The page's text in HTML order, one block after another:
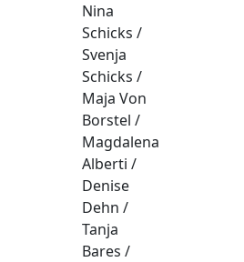
Nina
Schicks /
Svenja
Schicks /
Maja Von
Borstel /
Magdalena
Alberti /
Denise
Dehn /
Tanja
Bares /